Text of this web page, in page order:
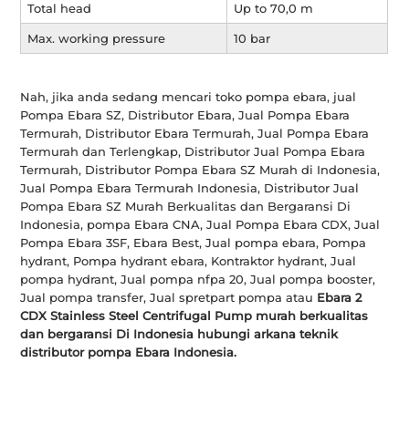
Total head Up to 70,0 m
Max. working pressure 10 bar
Nah, jika anda sedang mencari toko pompa ebara, jual
Pompa Ebara SZ, Distributor Ebara, Jual Pompa Ebara
Termurah, Distributor Ebara Termurah, Jual Pompa Ebara
Termurah dan Terlengkap, Distributor Jual Pompa Ebara
Termurah, Distributor Pompa Ebara SZ Murah di Indonesia,
Jual Pompa Ebara Termurah Indonesia, Distributor Jual
Pompa Ebara SZ Murah Berkualitas dan Bergaransi Di
Indonesia, pompa Ebara CNA, Jual Pompa Ebara CDX, Jual
Pompa Ebara 3SF, Ebara Best, Jual pompa ebara, Pompa
hydrant, Pompa hydrant ebara, Kontraktor hydrant, Jual
pompa hydrant, Jual pompa nfpa 20, Jual pompa booster,
Jual pompa transfer, Jual spretpart pompa atau Ebara 2
CDX Stainless Steel Centrifugal Pump murah berkualitas
dan bergaransi Di Indonesia hubungi arkana teknik
distributor pompa Ebara Indonesia.